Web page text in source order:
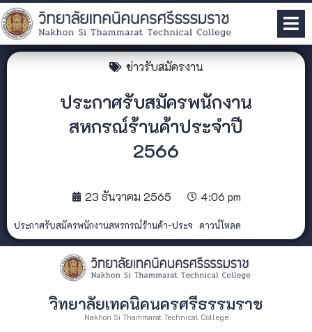
ข่าวรับสมัครงาน
ประกาศรับสมัครพนักงาน
สหกรณ์ร้านค้าประจำปี
2566
23 ธันวาคม 2565 4:06 pm
ประกาศรับสมัครพนักงานสหรกรณ์ร้านค้า-ประจ ดาวน์โหลด
วิทยาลัยเทคนิคนครศรีธรรมราช
Nakhon Si Thammarat Technical College